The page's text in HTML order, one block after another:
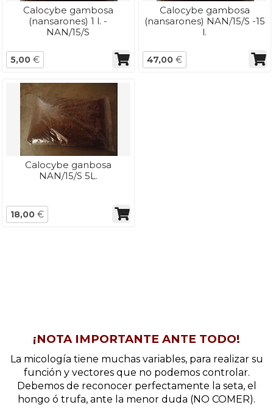
Calocybe gambosa
(nansarones) 1 l. -
NAN/15/S
5,00 €
Calocybe gambosa
(nansarones) NAN/15/S -15
l.
47,00 €
Calocybe ganbosa
NAN/15/S 5L.
18,00 €
¡NOTA IMPORTANTE ANTE TODO!
La micología tiene muchas variables, para realizar su
función y vectores que no podemos controlar.
Debemos de reconocer perfectamente la seta, el
hongo ó trufa, ante la menor duda (NO COMER).